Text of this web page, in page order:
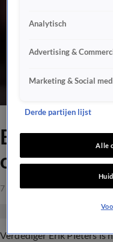
Erik
online
7 mrt 2021, 19:57
Verdediger Erik Pieters is
Analytisch
Advertising &
Marketing & Social
Derde partijen lijst
Alle